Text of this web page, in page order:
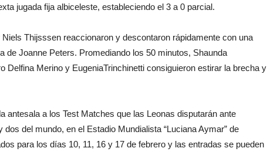
jugada fija albiceleste, estableciendo el 3 a 0 parcial.
Thijsssen reaccionaron y descontaron rápidamente con una
de Joanne Peters. Promediando los 50 minutos, Shaunda
Delfina Merino y EugeniaTrinchinetti consiguieron estirar la brecha y
antesala a los Test Matches que las Leonas disputarán ante
del mundo, en el Estadio Mundialista “Luciana Aymar” de
para los días 10, 11, 16 y 17 de febrero y las entradas se pueden